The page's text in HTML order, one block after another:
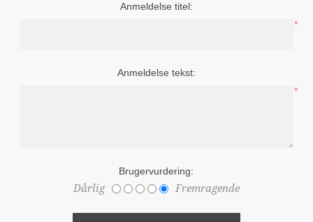
Anmeldelse titel:
*
Anmeldelse tekst:
*
Brugervurdering:
Dårlig Fremragende